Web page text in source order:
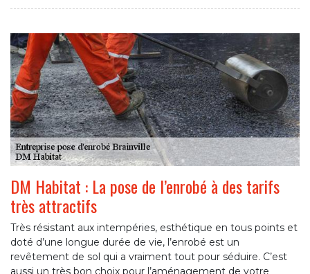
DM Habitat : La pose de l’enrobé à des tarifs
très attractifs
Très résistant aux intempéries, esthétique en tous points et
doté d’une longue durée de vie, l’enrobé est un
revêtement de sol qui a vraiment tout pour séduire. C’est
aussi un très bon choix pour l’aménagement de votre